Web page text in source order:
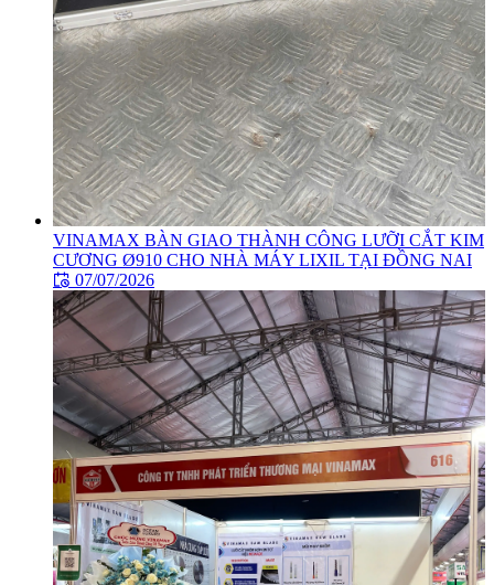
VINAMAX BÀN GIAO THÀNH CÔNG LƯỠI CẮT KIM
CƯƠNG Ø910 CHO NHÀ MÁY LIXIL TẠI ĐỒNG NAI
07/07/2026